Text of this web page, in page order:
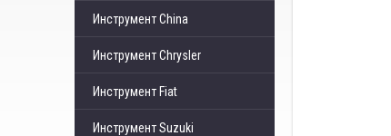
Инструмент China
Инструмент Chrysler
Инструмент Fiat
Инструмент Suzuki